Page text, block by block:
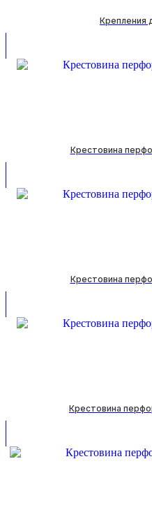
Крепления
Крестовина
Крестовина
Крестовина